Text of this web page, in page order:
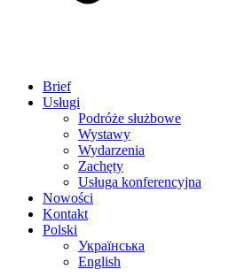
Brief
Usługi
Podróże służbowe
Wystawy
Wydarzenia
Zachęty
Usługa konferencyjna
Nowości
Kontakt
Polski
Українська
English